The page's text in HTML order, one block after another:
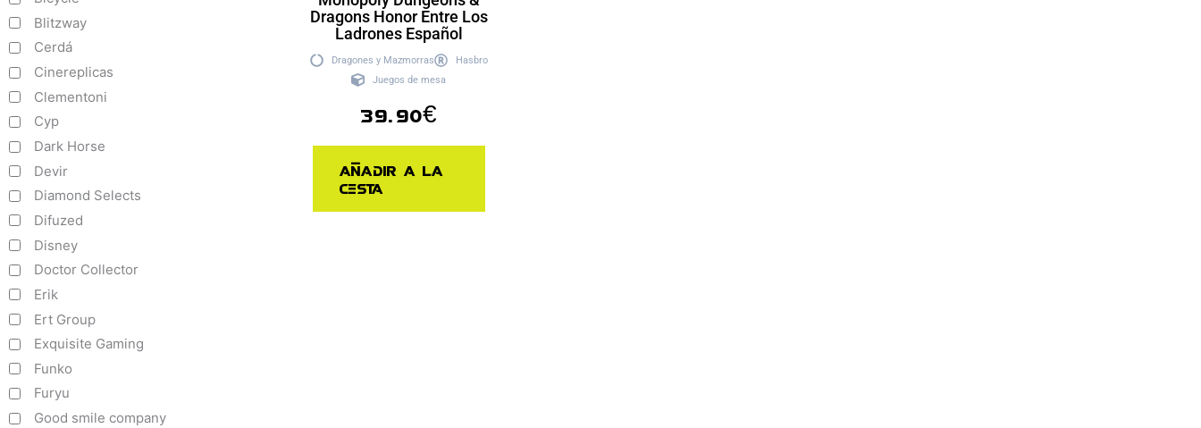
Blitzway
Cerdá
Cinereplicas
Clementoni
Cyp
Dark Horse
Devir
Diamond Selects
Difuzed
Disney
Doctor Collector
Erik
Ert Group
Exquisite Gaming
Funko
Furyu
Good smile company
Dragons Honor Entre Los
Ladrones Español
Dragones y Mazmorras
Hasbro
Juegos de mesa
39.90€
Añadir a la
cesta